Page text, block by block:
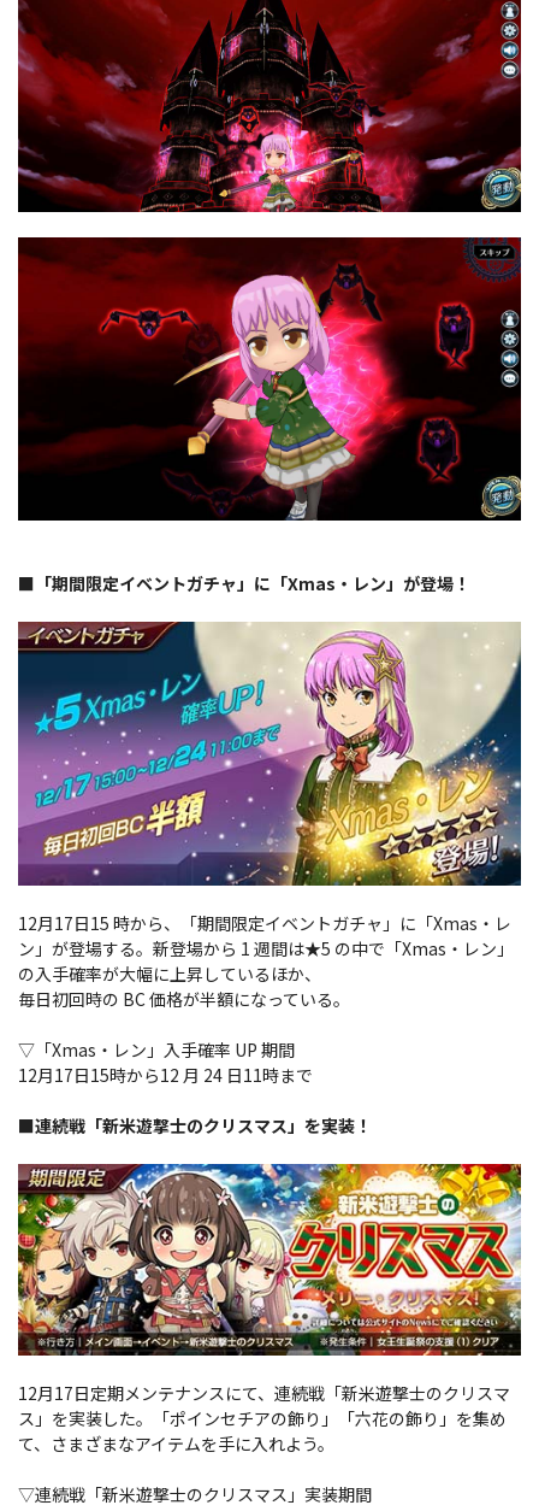
■「期間限定イベントガチャ」に「Xmas・レン」が登場！
12月17日15 時から、「期間限定イベントガチャ」に「Xmas・レ
ン」が登場する。新登場から 1 週間は★5 の中で「Xmas・レン」
の入手確率が大幅に上昇しているほか、
毎日初回時の BC 価格が半額になっている。
▽「Xmas・レン」入手確率 UP 期間
12月17日15時から12 月 24 日11時まで
■連続戦「新米遊撃士のクリスマス」を実装！
12月17日定期メンテナンスにて、連続戦「新米遊撃士のクリスマ
ス」を実装した。「ポインセチアの飾り」「六花の飾り」を集め
て、さまざまなアイテムを手に入れよう。
▽連続戦「新米遊撃士のクリスマス」実装期間